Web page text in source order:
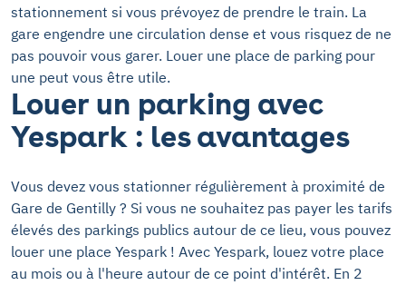
stationnement si vous prévoyez de prendre le train. La
gare engendre une circulation dense et vous risquez de ne
pas pouvoir vous garer. Louer une place de parking pour
une peut vous être utile.
Louer un parking avec
Yespark : les avantages
Vous devez vous stationner régulièrement à proximité de
Gare de Gentilly ? Si vous ne souhaitez pas payer les tarifs
élevés des parkings publics autour de ce lieu, vous pouvez
louer une place Yespark ! Avec Yespark, louez votre place
au mois ou à l'heure autour de ce point d'intérêt. En 2